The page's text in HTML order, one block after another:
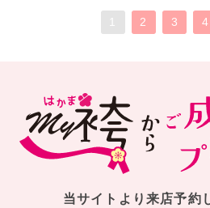
2 3 4
当サイトより来店予約